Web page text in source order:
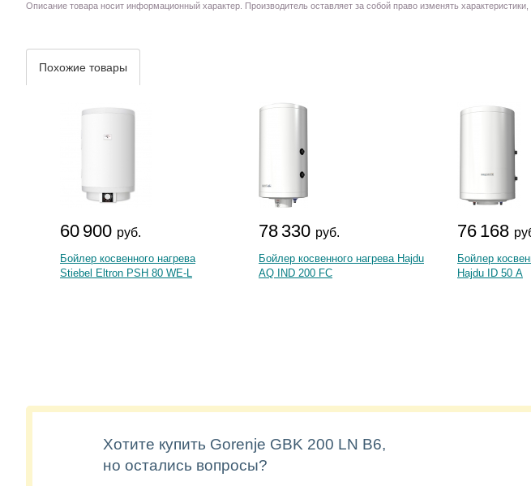
Описание товара носит информационный характер. Производитель оставляет за собой право изменять
Похожие товары
60 900 руб.
Бойлер косвенного нагрева
Stiebel Eltron PSH 80 WE-L
78 330 руб.
Бойлер косвенного нагрева Hajdu
AQ IND 200 FC
76 168
Бойлер
Hajdu ID 50 A
Хотите купить Gorenje GBK 200 LN B6,
но остались вопросы?